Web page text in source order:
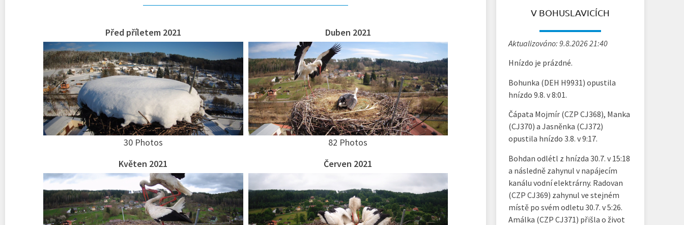
Před příletem 2021
30 Photos
Duben 2021
82 Photos
Květen 2021
Červen 2021
V BOHUSLAVICÍCH
Aktualizováno: 9.8.2026 21:40
Hnízdo je prázdné.
Bohunka (DEH H9931) opustila
hnízdo 9.8. v 8:01.
Čápata Mojmír (CZP CJ368), Manka
(CJ370) a Jasněnka (CJ372)
opustila hnízdo 3.8. v 9:17.
Bohdan odlétl z hnízda 30.7. v 15:18
a následně zahynul v napájecím
kanálu vodní elektrárny. Radovan
(CZP CJ369) zahynul ve stejném
místě po svém odletu 30.7. v 5:26.
Amálka (CZP CJ371) přišla o život